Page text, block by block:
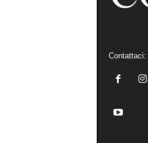
Contattaci: